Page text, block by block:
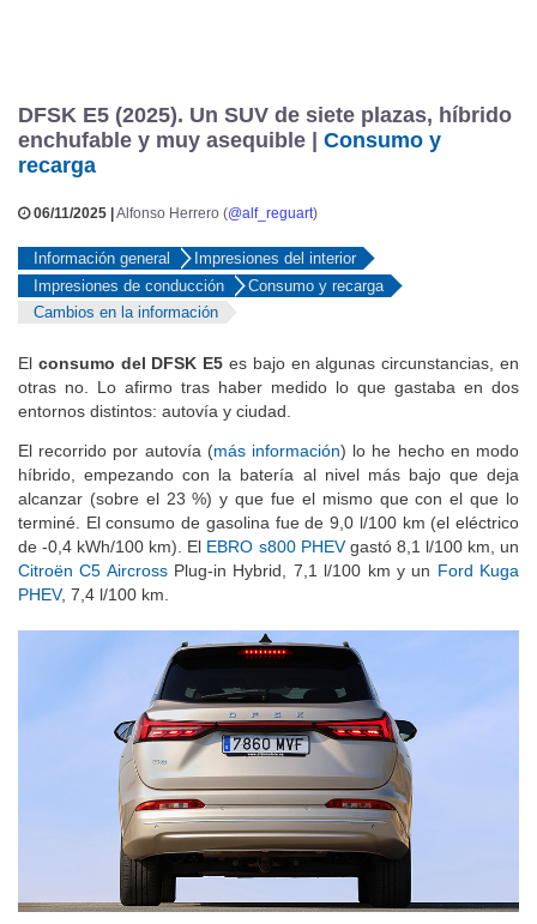
DFSK E5 (2025). Un SUV de siete plazas, híbrido
enchufable y muy asequible | Consumo y
recarga
06/11/2025 |Alfonso Herrero (@alf_reguart)
Información general
Impresiones del interior
Impresiones de conducción
Consumo y recarga
Cambios en la información
El consumo del DFSK E5 es bajo en algunas circunstancias, en
otras no. Lo afirmo tras haber medido lo que gastaba en dos
entornos distintos: autovía y ciudad.
El recorrido por autovía (más información) lo he hecho en modo
híbrido, empezando con la batería al nivel más bajo que deja
alcanzar (sobre el 23 %) y que fue el mismo que con el que lo
terminé. El consumo de gasolina fue de 9,0 l/100 km (el eléctrico
de -0,4 kWh/100 km). El EBRO s800 PHEVgastó 8,1 l/100 km, un
Citroën C5 AircrossPlug-in Hybrid, 7,1 l/100 km y un Ford Kuga
PHEV, 7,4 l/100 km.